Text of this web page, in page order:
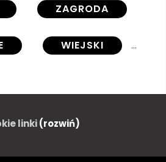
ZAGRODA
WIEJSKI
ZDROWY
NATURALNY
linki(rozwiń)